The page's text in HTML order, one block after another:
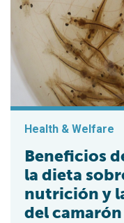
Health & Welfare
Beneficios
la dieta
nutrición y
del